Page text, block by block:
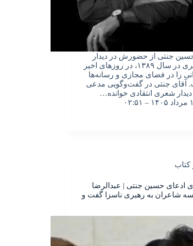
جنتی از حضورش در دیدار
شاعران با رهبری در سال ۱۳۸۹، در روزهای اخیر
را در فضای مجازی و رسانه‌ها
آقای جنتی در گفت‌وگویی مدعی
شعری انتقادی خوانده…
کتاب
ادعای حسین جنتی | عبدالرضا
شاعران به رهبری ناسزا گفت و